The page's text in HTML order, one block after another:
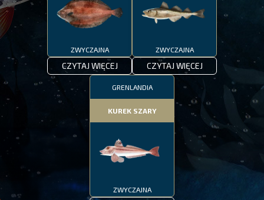
ZWYCZAJNA
CZYTAJ WIĘCEJ
ZWYCZAJNA
CZYTAJ WIĘCEJ
GRENLANDIA
KUREK SZARY
ZWYCZAJNA